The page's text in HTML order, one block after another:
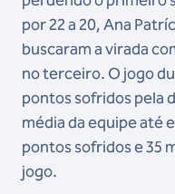
por 22 a 20, Ana
buscaram a virada
no terceiro. O jogo
pontos sofridos pela
média da equipe até
pontos sofridos e 35
jogo.